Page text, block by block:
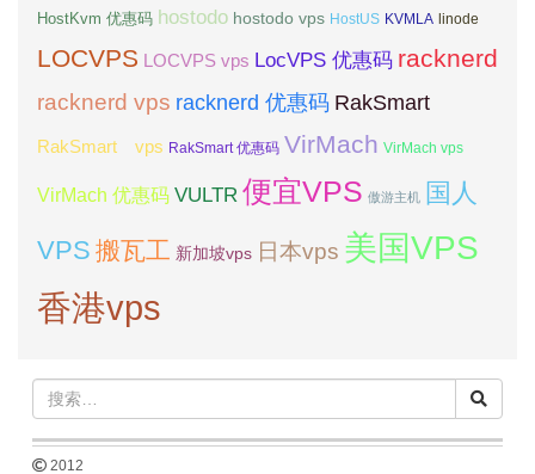
HostKvm 优惠码 hostodo hostodo vps HostUS KVMLA linode
LOCVPS LOCVPS vps LocVPS 优惠码 racknerd
racknerd vps racknerd 优惠码 RakSmart
RakSmart vps RakSmart 优惠码 VirMach VirMach vps
VirMach 优惠码 VULTR 便宜VPS 傲游主机 国人
VPS 搬瓦工 新加坡vps 日本vps 美国VPS
香港vps
2012